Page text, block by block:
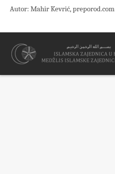
Autor: Mahir Kevrić, preporod.com